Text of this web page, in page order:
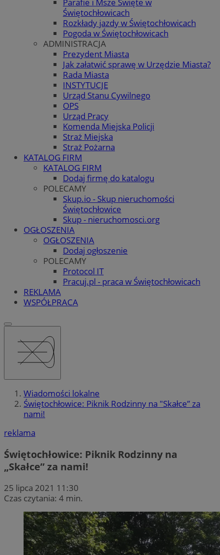
Świętochłowicach
Rozkłady jazdy w Świętochłowicach
Pogoda w Świętochłowicach
ADMINISTRACJA
Prezydent Miasta
Jak załatwić sprawę w Urzędzie Miasta?
Rada Miasta
INSTYTUCJE
Urząd Stanu Cywilnego
OPS
Urząd Pracy
Komenda Miejska Policji
Straż Miejska
Straż Pożarna
KATALOG FIRM
KATALOG FIRM
Dodaj firmę do katalogu
POLECAMY
Skup.io - Skup nieruchomości
Świętochłowice
Skup - nieruchomosci.org
OGŁOSZENIA
OGŁOSZENIA
Dodaj ogłoszenie
POLECAMY
Protocol IT
Pracuj.pl - praca w Świętochłowicach
REKLAMA
WSPÓŁPRACA
Wiadomości lokalne
Świętochłowice: Piknik Rodzinny na "Skałce” za
nami!
reklama
Świętochłowice: Piknik Rodzinny na
„Skałce” za nami!
25 lipca 2021 11:30
Czas czytania: 4 min.